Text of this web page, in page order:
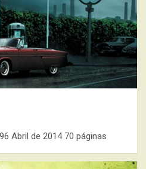
Abril de 2014 70 páginas